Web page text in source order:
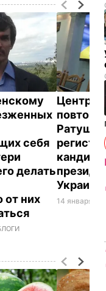
себя
делать
от них
Ратушу в
14 января,